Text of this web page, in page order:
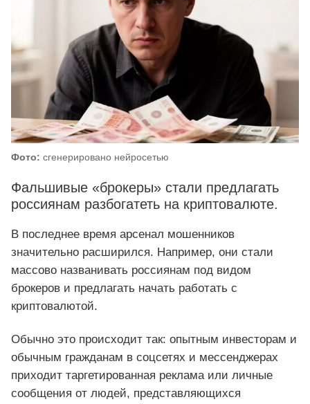
Фото: сгенерировано нейросетью
Фальшивые «брокеры» стали предлагать
россиянам разбогатеть на криптовалюте.
В последнее время арсенал мошенников
значительно расширился. Например, они стали
массово названивать россиянам под видом
брокеров и предлагать начать работать с
криптовалютой.
Обычно это происходит так: опытным инвесторам и
обычным гражданам в соцсетях и мессенджерах
приходит таргетированная реклама или личные
сообщения от людей, представляющихся